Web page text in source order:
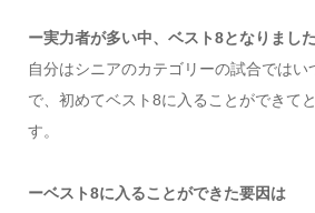
ー実力者が多い中、ベスト8となりました
自分はシニアのカテゴリーの試合では
で、初めてベスト8に入ることができて
す。
ーベスト8に入ることができた要因は